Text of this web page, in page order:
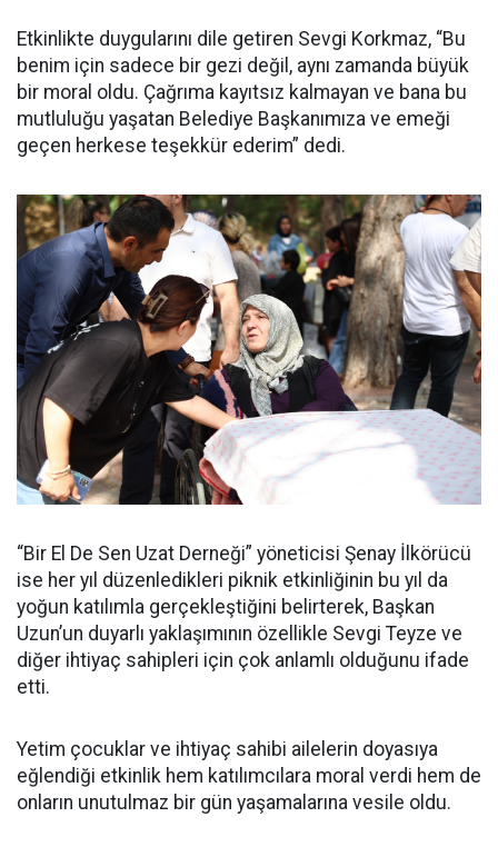
Etkinlikte duygularını dile getiren Sevgi Korkmaz, “Bu
benim için sadece bir gezi değil, aynı zamanda büyük
bir moral oldu. Çağrıma kayıtsız kalmayan ve bana bu
mutluluğu yaşatan Belediye Başkanımıza ve emeği
geçen herkese teşekkür ederim” dedi.
“Bir El De Sen Uzat Derneği” yöneticisi Şenay İlkörücü
ise her yıl düzenledikleri piknik etkinliğinin bu yıl da
yoğun katılımla gerçekleştiğini belirterek, Başkan
Uzun’un duyarlı yaklaşımının özellikle Sevgi Teyze ve
diğer ihtiyaç sahipleri için çok anlamlı olduğunu ifade
etti.
Yetim çocuklar ve ihtiyaç sahibi ailelerin doyasıya
eğlendiği etkinlik hem katılımcılara moral verdi hem de
onların unutulmaz bir gün yaşamalarına vesile oldu.